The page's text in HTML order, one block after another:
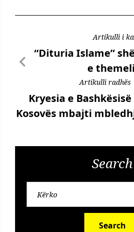
Artikulli i
“Dituria Islame”
e
Artikulli radhës
Kryesia e
Kosovës mbajti
Search
Search